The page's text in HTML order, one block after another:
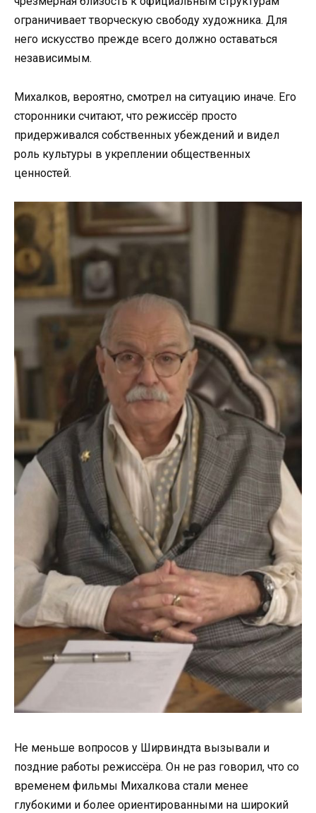
ограничивает творческую свободу художника. Для
него искусство прежде всего должно оставаться
независимым.
Михалков, вероятно, смотрел на ситуацию иначе. Его
сторонники считают, что режиссёр просто
придерживался собственных убеждений и видел
роль культуры в укреплении общественных
ценностей.
Не меньше вопросов у Ширвиндта вызывали и
поздние работы режиссёра. Он не раз говорил, что со
временем фильмы Михалкова стали менее
глубокими и более ориентированными на широкий